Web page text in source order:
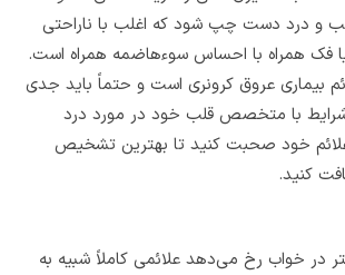
و درد دست چپ شود که اغلب با ناراحتی
فک همراه با احساس سوءهاضمه همراه است.
بیماری عروق کرونری است و حتماً باید جدی
شرایط با متخصص قلب خود در مورد درد
خود صحبت کنید تا بهترین تشخیص
کنید.
در خواب رخ می‌دهد علائمی کاملاً شبیه به